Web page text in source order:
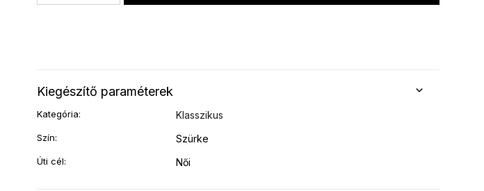
Kiegészítő paraméterek
Kategória: Klasszikus
Szín: Szürke
Úti cél: Női